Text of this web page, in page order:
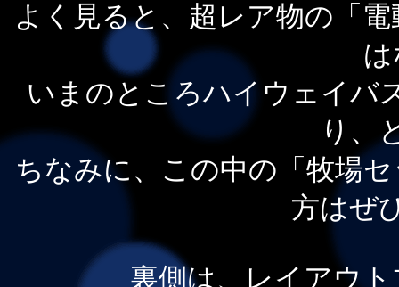
よく見ると、超レア物の「
いまのところハイウェイバ
り、
ちなみに、この中の「牧場
方はぜ
裏側は、レイアウ